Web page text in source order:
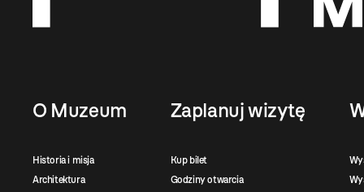
O Muzeum
Historia i misja
Architektura
Zaplanuj wizytę
Kup bilet
Godziny otwarcia